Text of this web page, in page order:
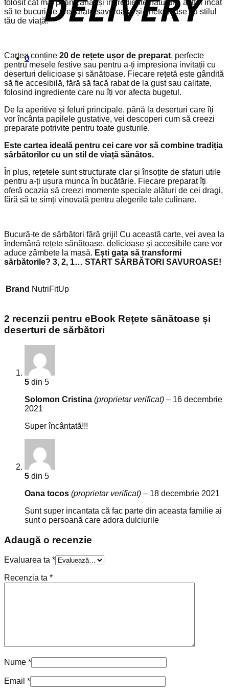
0
folosit cât mai puțin zahăr și ingrediente naturale, astfel încât
să te bucuri de preparate savuroase și prietenoase cu stilul
tău de viață.
Cartea conține 20 de rețete ușor de preparat, perfecte
pentru mesele festive sau pentru a-ți impresiona invitații cu
deserturi delicioase și sănătoase. Fiecare rețetă este gândită
să fie accesibilă, fără să facă rabat de la gust sau calitate,
folosind ingrediente care nu îți vor afecta bugetul.
De la aperitive și feluri principale, până la deserturi care îți
vor încânta papilele gustative, vei descoperi cum să creezi
preparate potrivite pentru toate gusturile.
Este cartea ideală pentru cei care vor să combine tradiția
sărbătorilor cu un stil de viață sănătos.
În plus, rețetele sunt structurate clar și însoțite de sfaturi utile
pentru a-ți ușura munca în bucătărie. Fiecare preparat îți
oferă ocazia să creezi momente speciale alături de cei dragi,
fără să te simți vinovată pentru alegerile tale culinare.
Bucură-te de sărbători fără griji! Cu această carte, vei avea la
îndemână rețete sănătoase, delicioase și accesibile care vor
aduce zâmbete la masă. Ești gata să transformi
sărbătorile? 3, 2, 1… START SĂRBĂTORI SAVUROASE!
Brand NutriFitUp
2 recenzii pentru eBook Rețete sănătoase și
deserturi de sărbători​
5 din 5
Solomon Cristina (proprietar verificat) – 16 decembrie
2021
Super încântată!!!
5 din 5
Oana tocos (proprietar verificat) – 18 decembrie 2021
Sunt super incantata că fac parte din aceasta familie ai
sunt o persoană care adora dulciurile
Adaugă o recenzie
Evaluarea ta *
Recenzia ta *
Nume *
Email *